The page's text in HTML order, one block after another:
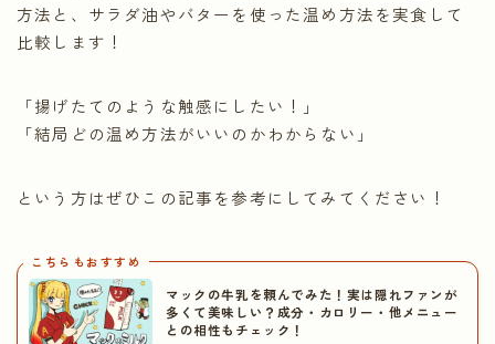
方法と、サラダ油やバターを使った温め方法を実食して
比較します！
「揚げたてのような触感にしたい！」
「結局どの温め方法がいいのかわからない」
という方はぜひこの記事を参考にしてみてください！
こちらもおすすめ
マックの牛乳を頼んでみた！実は隠れファンが
多くて美味しい？成分・カロリー・他メニュー
との相性もチェック！